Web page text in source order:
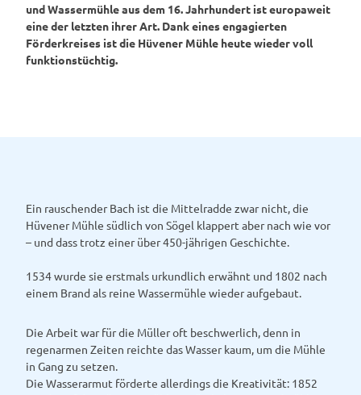
und Wassermühle aus dem 16. Jahrhundert ist europaweit
eine der letzten ihrer Art. Dank eines engagierten
Förderkreises ist die Hüvener Mühle heute wieder voll
funktionstüchtig.
Ein rauschender Bach ist die Mittelradde zwar nicht, die
Hüvener Mühle südlich von Sögel klappert aber nach wie vor
– und dass trotz einer über 450-jährigen Geschichte.
1534 wurde sie erstmals urkundlich erwähnt und 1802 nach
einem Brand als reine Wassermühle wieder aufgebaut.
Die Arbeit war für die Müller oft beschwerlich, denn in
regenarmen Zeiten reichte das Wasser kaum, um die Mühle
in Gang zu setzen.
Die Wasserarmut förderte allerdings die Kreativität: 1852